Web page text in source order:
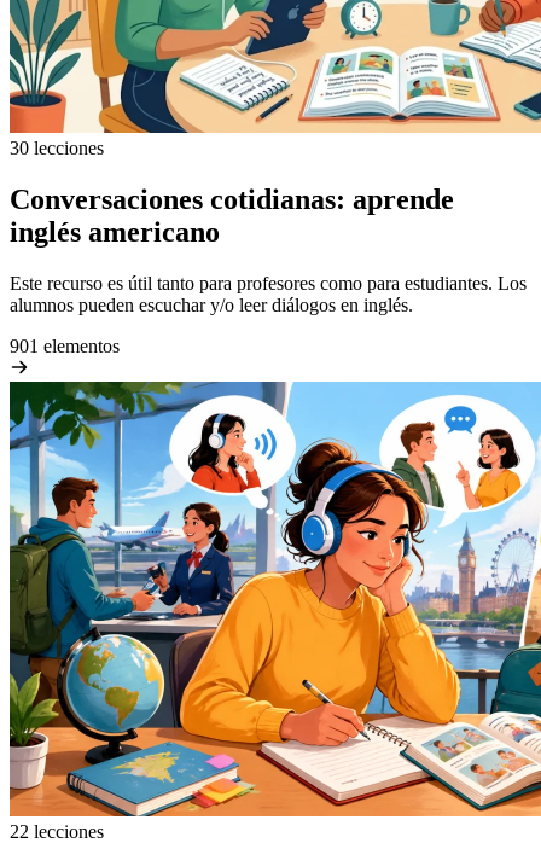
30 lecciones
Conversaciones cotidianas: aprende
inglés americano
Este recurso es útil tanto para profesores como para estudiantes. Los
alumnos pueden escuchar y/o leer diálogos en inglés.
901 elementos
22 lecciones